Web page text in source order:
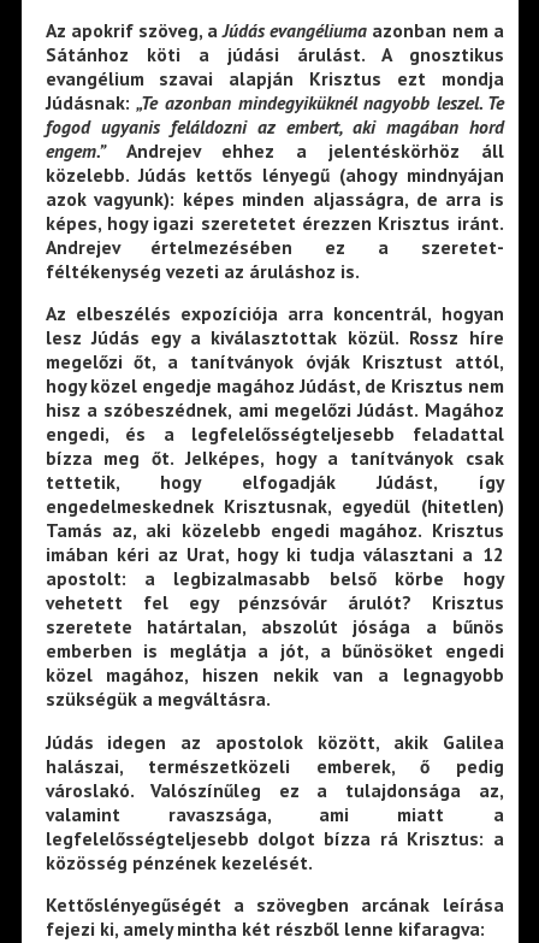
Az apokrif szöveg, aJúdás evangéliuma azonban nem a
Sátánhoz köti a júdási árulást. A gnosztikus
evangélium szavai alapján Krisztus ezt mondja
Júdásnak:„Te azonban mindegyiküknél nagyobb leszel. Te
fogod ugyanis feláldozni az embert, aki magában hord
engem.”Andrejev ehhez a jelentéskörhöz áll
közelebb. Júdás kettős lényegű (ahogy mindnyájan
azok vagyunk): képes minden aljasságra, de arra is
képes, hogy igazi szeretetet érezzen Krisztus iránt.
Andrejev értelmezésében ez a szeretet-
féltékenység vezeti az áruláshoz is.
Az elbeszélés expozíciója arra koncentrál, hogyan
lesz Júdás egy a kiválasztottak közül. Rossz híre
megelőzi őt, a tanítványok óvják Krisztust attól,
hogy közel engedje magához Júdást, de Krisztus nem
hisz a szóbeszédnek, ami megelőzi Júdást. Magához
engedi, és a legfelelősségteljesebb feladattal
bízza meg őt. Jelképes, hogy a tanítványok csak
tettetik, hogy elfogadják Júdást, így
engedelmeskednek Krisztusnak, egyedül (hitetlen)
Tamás az, aki közelebb engedi magához. Krisztus
imában kéri az Urat, hogy ki tudja választani a 12
apostolt: a legbizalmasabb belső körbe hogy
vehetett fel egy pénzsóvár árulót? Krisztus
szeretete határtalan, abszolút jósága a bűnös
emberben is meglátja a jót, a bűnösöket engedi
közel magához, hiszen nekik van a legnagyobb
szükségük a megváltásra.
Júdás idegen az apostolok között, akik Galilea
halászai, természetközeli emberek, ő pedig
városlakó. Valószínűleg ez a tulajdonsága az,
valamint ravaszsága, ami miatt a
legfelelősségteljesebb dolgot bízza rá Krisztus: a
közösség pénzének kezelését.
Kettőslényegűségét a szövegben arcának leírása
fejezi ki, amely mintha két részből lenne kifaragva: